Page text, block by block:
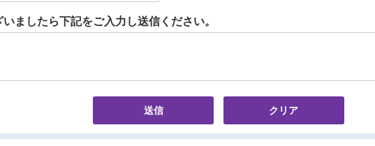
ましたら下記をご入力し送信ください。